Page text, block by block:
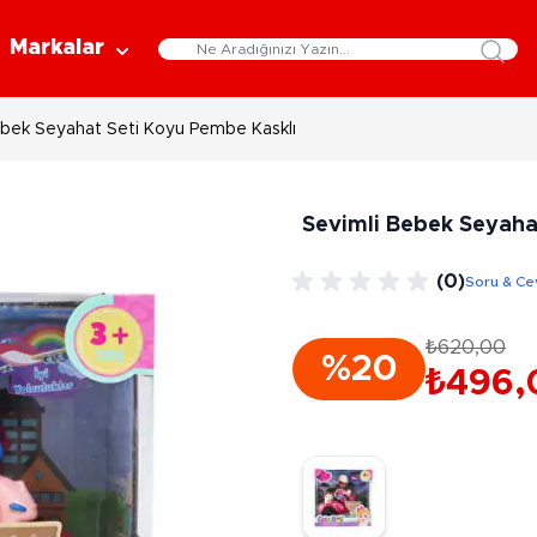
Eğitici Oyuncaklar
Müzik Aletleri
Oyunlar
Arkadaş - Aile Kutu Oyunları
Çocuk Kutu Oyunları
Eğitici Oyunlar
Bebekler
Et Bebekler
Fonksiyonlu Bebekler
Oyuncak Bebek Aksesuarları
Oyuncak Bebek Setleri
Kozmetik ve Güzellik Setleri
Aksesuar
3-5 Yaş 6-9 Yaş
Markalar
Seyahat Seti Koyu Pembe Kasklı
Sevimli Bebek
(0)Soru &
%20
₺620,00